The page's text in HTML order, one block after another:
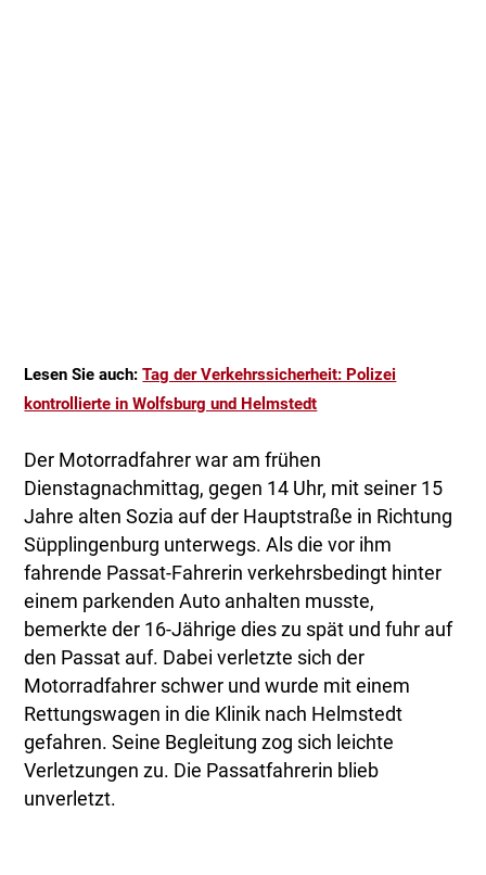
Lesen Sie auch:Tag der Verkehrssicherheit: Polizei
kontrollierte in Wolfsburg und Helmstedt
Der Motorradfahrer war am frühen
Dienstagnachmittag, gegen 14 Uhr, mit seiner 15
Jahre alten Sozia auf der Hauptstraße in Richtung
Süpplingenburg unterwegs. Als die vor ihm
fahrende Passat-Fahrerin verkehrsbedingt hinter
einem parkenden Auto anhalten musste,
bemerkte der 16-Jährige dies zu spät und fuhr auf
den Passat auf. Dabei verletzte sich der
Motorradfahrer schwer und wurde mit einem
Rettungswagen in die Klinik nach Helmstedt
gefahren. Seine Begleitung zog sich leichte
Verletzungen zu. Die Passatfahrerin blieb
unverletzt.